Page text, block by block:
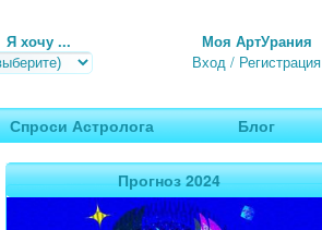
Я хочу ...
Моя АртУрания
Вход / Регистрация
Спроси Астролога Блог
Прогноз 2024